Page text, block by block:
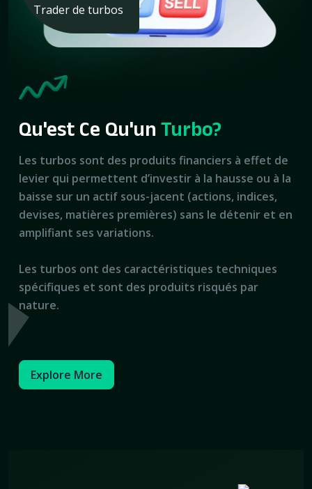
Trader de turbos
Qu'est Ce Qu'unTurbo?
Les turbos sont des produits financiers à effet de
levier qui permettent d’investir à la hausse ou à la
baisse sur un actif sous-jacent (actions, indices,
devises, matières premières) sans le détenir et en
amplifiant ses variations.
Les turbos ont des caractéristiques techniques
spécifiques et sont des produits risqués par
nature.
Explore More